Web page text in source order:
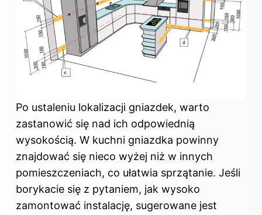
Po ustaleniu lokalizacji gniazdek, warto
zastanowić się nad ich odpowiednią
wysokością. W kuchni gniazdka powinny
znajdować się nieco wyżej niż w innych
pomieszczeniach, co ułatwia sprzątanie. Jeśli
borykacie się z pytaniem, jak wysoko
zamontować instalację, sugerowane jest